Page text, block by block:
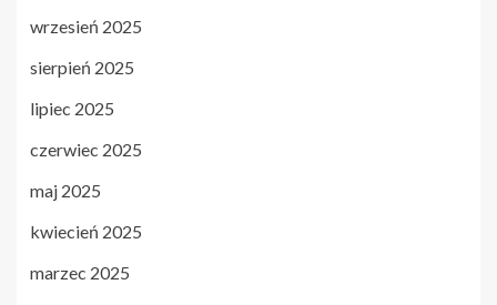
wrzesień 2025
sierpień 2025
lipiec 2025
czerwiec 2025
maj 2025
kwiecień 2025
marzec 2025